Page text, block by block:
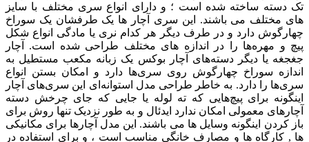
تک دسته ساخته شده است ؛ و دارای انواع سری مختلف با سایز
های مختلف می باشند. این سری آچار ‌ها یک طرفشان یک سوراخ
چهارگوش دارد و در طرف دیگر هر کدام نری یا مادگی انواع شکل
پیچ و مهره‌ها را در اندازه های مختلف طراحی شده است. آچار
جغجغه یا دیگر دسته‌های آچار بوکس یک زبانه مکعب مستطیل به
اندازه سوراخ چهارگوش روی سری‌ها دارد و امکان بستن انواع
سری‌ها را دارد. به خاطر طراحی مدل استوانه‌ای این سری‌های آچار
اینگونه برای پیچ‌هایی که ته لوله یا جایی که جای چرخش دسته
آچارهای معمولی امکان ندارد ایدئال و به طور نزدیک تنها روش برای
باز کردن اینگونه وسایل ها می باشند. این مدل آچارها برای مکانیکی
ها , کارگاه ها و مصارف خانگی مناسب است ، و برای استفاده در